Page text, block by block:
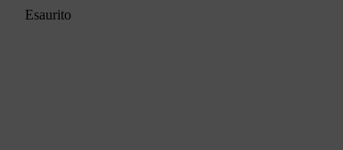
Esaurito